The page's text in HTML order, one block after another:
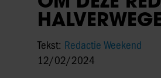
Tekst: Redactie Weekend
12/02/2024